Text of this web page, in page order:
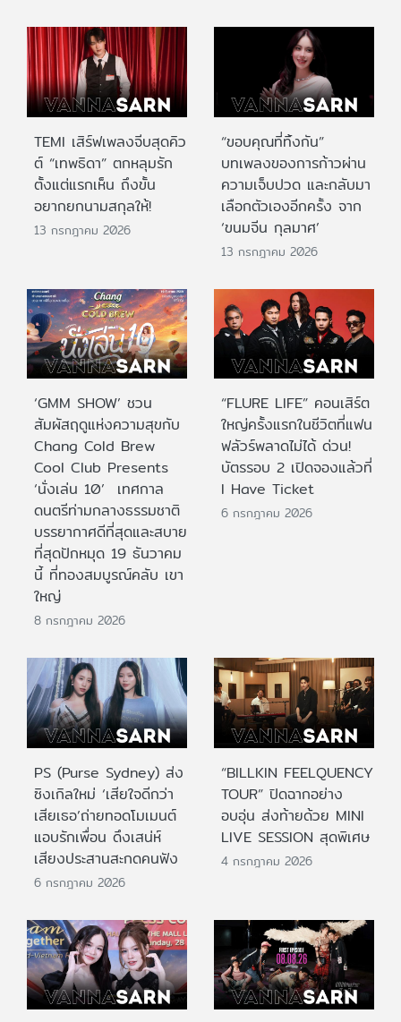
TEMI เสิร์ฟเพลงจีบสุดคิว
ต์ “เทพธิดา” ตกหลุมรัก
ตั้งแต่แรกเห็น ถึงขั้น
อยากยกนามสกุลให้!
13 กรกฎาคม 2026
“ขอบคุณที่ทิ้งกัน”
บทเพลงของการก้าวผ่าน
ความเจ็บปวด และกลับมา
เลือกตัวเองอีกครั้ง จาก
‘ขนมจีน กุลมาศ’
13 กรกฎาคม 2026
‘GMM SHOW’ ชวน
สัมผัสฤดูแห่งความสุขกับ
Chang Cold Brew
Cool Club Presents
‘นั่งเล่น 10’ เทศกาล
ดนตรีท่ามกลางธรรมชาติ
บรรยากาศดีที่สุดและสบาย
ที่สุดปักหมุด 19 ธันวาคม
นี้ ที่ทองสมบูรณ์คลับ เขา
ใหญ่
8 กรกฎาคม 2026
“FLURE LIFE” คอนเสิร์ต
ใหญ่ครั้งแรกในชีวิตที่แฟน
ฟลัวร์พลาดไม่ได้ ด่วน!
บัตรรอบ 2 เปิดจองแล้วที่
I Have Ticket
6 กรกฎาคม 2026
PS (Purse Sydney) ส่ง
ซิงเกิลใหม่ ‘เสียใจดีกว่า
เสียเธอ’ถ่ายทอดโมเมนต์
แอบรักเพื่อน ดึงเสน่ห์
เสียงประสานสะกดคนฟัง
6 กรกฎาคม 2026
“BILLKIN FEELQUENCY
TOUR” ปิดฉากอย่าง
อบอุ่น ส่งท้ายด้วย MINI
LIVE SESSION สุดพิเศษ
4 กรกฎาคม 2026